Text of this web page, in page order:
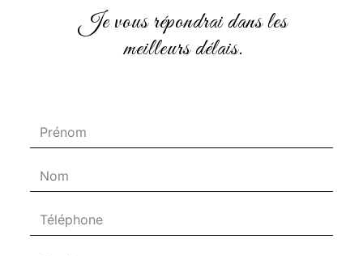
je vous répondrai dans les
meilleurs délais.